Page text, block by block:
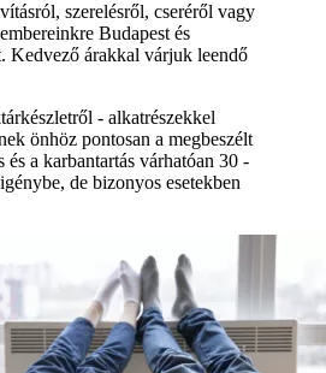
szerelésről, cseréről vagy
Budapest és
Kedvező árakkal várjuk leendő
- alkatrészekkel
önhöz pontosan a megbeszélt
a karbantartás várhatóan 30 -
de bizonyos esetekben